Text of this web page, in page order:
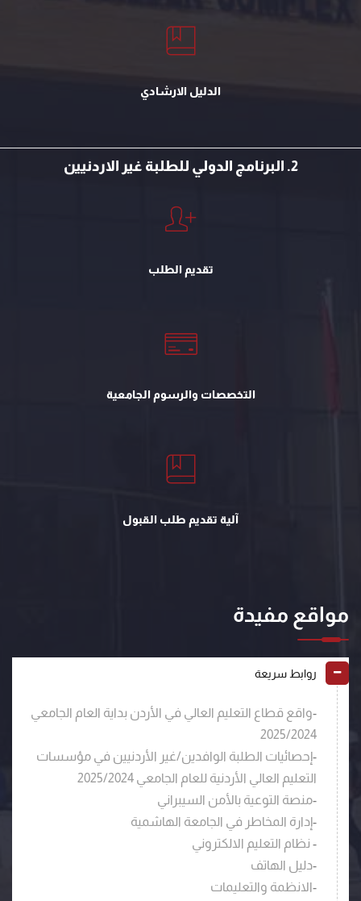
الدليل الارشادي
2. البرنامج الدولي للطلبة غير الاردنيين
تقديم الطلب
التخصصات والرسوم الجامعية
آلية تقديم طلب القبول
مواقع مفيدة
روابط سريعة
-واقع قطاع التعليم العالي في الأردن بداية العام الجامعي
2025/2024
-إحصائيات الطلبة الوافدين/غير الأردنيين في مؤسسات
التعليم العالي الأردنية للعام الجامعي 2025/2024
-منصة التوعية بالأمن السيبراني
-إدارة المخاطر في الجامعة الهاشمية
- نظام التعليم الالكتروني
-دليل الهاتف
-الانظمة والتعليمات